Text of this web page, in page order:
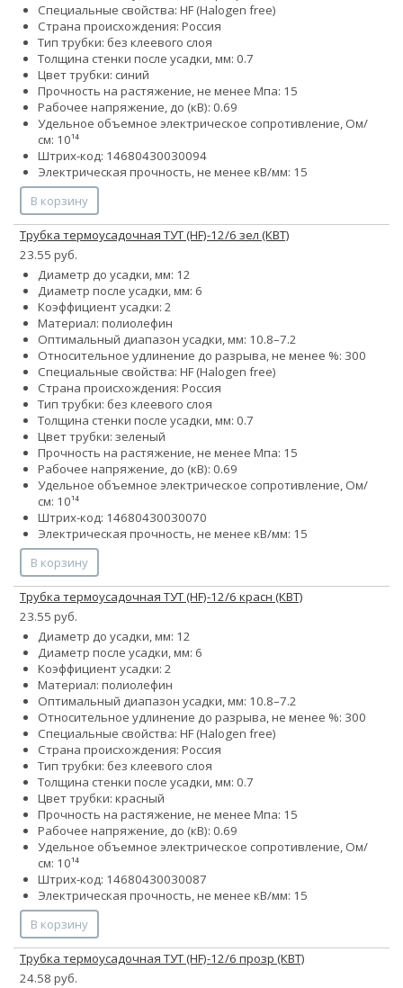
Специальные свойства: HF (Halogen free)
Страна происхождения: Россия
Тип трубки: без клеевого слоя
Толщина стенки после усадки, мм: 0.7
Цвет трубки: синий
Прочность на растяжение, не менее Мпа: 15
Рабочее напряжение, до (кВ): 0.69
Удельное объемное электрическое сопротивление, Ом/
см: 10¹⁴
Штрих-код: 14680430030094
Электрическая прочность, не менее кВ/мм: 15
В корзину
Трубка термоусадочная ТУТ (HF)-12/6 зел (КВТ)
23.55 руб.
Диаметр до усадки, мм: 12
Диаметр после усадки, мм: 6
Коэффициент усадки: 2
Материал: полиолефин
Оптимальный диапазон усадки, мм: 10.8–7.2
Относительное удлинение до разрыва, не менее %: 300
Специальные свойства: HF (Halogen free)
Страна происхождения: Россия
Тип трубки: без клеевого слоя
Толщина стенки после усадки, мм: 0.7
Цвет трубки: зеленый
Прочность на растяжение, не менее Мпа: 15
Рабочее напряжение, до (кВ): 0.69
Удельное объемное электрическое сопротивление, Ом/
см: 10¹⁴
Штрих-код: 14680430030070
Электрическая прочность, не менее кВ/мм: 15
В корзину
Трубка термоусадочная ТУТ (HF)-12/6 красн (КВТ)
23.55 руб.
Диаметр до усадки, мм: 12
Диаметр после усадки, мм: 6
Коэффициент усадки: 2
Материал: полиолефин
Оптимальный диапазон усадки, мм: 10.8–7.2
Относительное удлинение до разрыва, не менее %: 300
Специальные свойства: HF (Halogen free)
Страна происхождения: Россия
Тип трубки: без клеевого слоя
Толщина стенки после усадки, мм: 0.7
Цвет трубки: красный
Прочность на растяжение, не менее Мпа: 15
Рабочее напряжение, до (кВ): 0.69
Удельное объемное электрическое сопротивление, Ом/
см: 10¹⁴
Штрих-код: 14680430030087
Электрическая прочность, не менее кВ/мм: 15
В корзину
Трубка термоусадочная ТУТ (HF)-12/6 прозр (КВТ)
24.58 руб.